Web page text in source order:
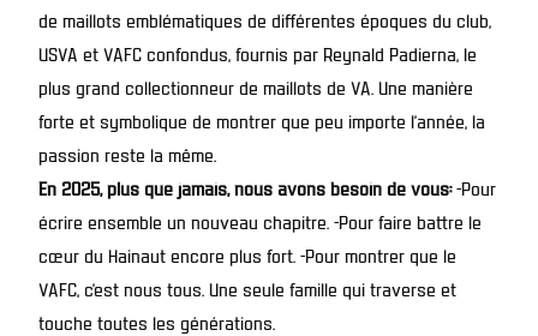
de maillots emblématiques de différentes époques du club,
USVA et VAFC confondus, fournis par Reynald Padierna, le
plus grand collectionneur de maillots de VA. Une manière
forte et symbolique de montrer que peu importe l’année, la
passion reste la même.
En 2025, plus que jamais, nous avons besoin de vous:-Pour
écrire ensemble un nouveau chapitre. -Pour faire battre le
cœur du Hainaut encore plus fort. -Pour montrer que le
VAFC, c’est nous tous. Une seule famille qui traverse et
touche toutes les générations.